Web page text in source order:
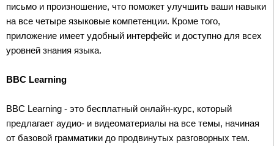
письмо и произношение, что поможет улучшить ваши навыки
на все четыре языковые компетенции. Кроме того,
приложение имеет удобный интерфейс и доступно для всех
уровней знания языка.
BBC Learning
BBC Learning - это бесплатный онлайн-курс, который
предлагает аудио- и видеоматериалы на все темы, начиная
от базовой грамматики до продвинутых разговорных тем.